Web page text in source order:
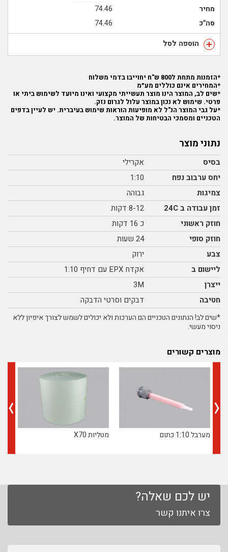
מחיר
74.46
סה"כ
74.46
הוספה לסל
*הזמנות מתחת ל800 ש"ח יחוייבו בדמי משלוח
*המחירים אינם כוללים מע״מ
*שים לב, המוצר הינו מוצר תעשייתי מקצועי ואינו מיועד לשימוש ביתי או
פרטי. שימוש לא נכון במוצר עלול לגרום נזק.
*על גבי המוצר הנ"ל לא מופיעות הוראות שימוש בעיברית. יש לעיין בדפים
הטכניים ומסמכי הבטיחות של המוצר.
נתוני מוצר
בסיס
אקרילי
יחס ערבוב נפח
1:10
צמיגות
גבוהה
זמן עבודה ב 24C
8-12 דקות
חוזק ראשוני
כ 16 דקות
חוזק סופי
24 שעות
צבע
ירוק
ליישום ב
אקדח EPX עם דחיף 1:10
ייצרן
3M
חטיבה
דבקים וסרטי הדבקה
*שים לב! הנתונים הטכניים הם הערכות ולא יכולים לשמש לצורך איפיון ללא
ניסוי מעשי.
מוצרים קשורים
מערבל 1:10 כתום
מטליות X70
יש לכם שאלה?
צרו איתנו קשר